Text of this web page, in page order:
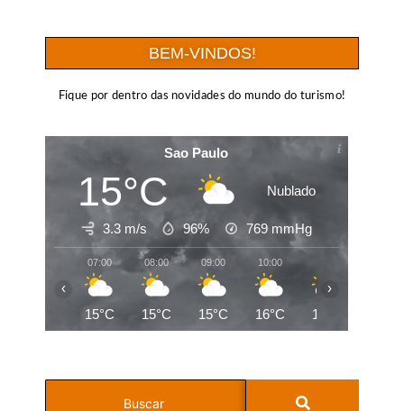
BEM-VINDOS!
Fique por dentro das novidades do mundo do turismo!
Sao Paulo
15°C Nublado
3.3 m/s 96% 769 mmHg
07:00
15°C
08:00
15°C
09:00
15°C
10:00
16°C 17°C
‹ ›